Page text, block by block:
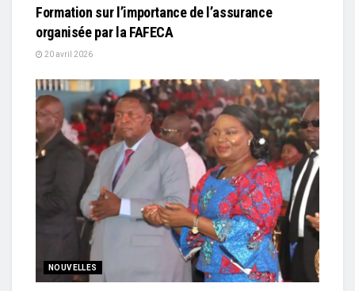
Formation sur l’importance de l’assurance
organisée par la FAFECA
20 avril 2026
NOUVELLES